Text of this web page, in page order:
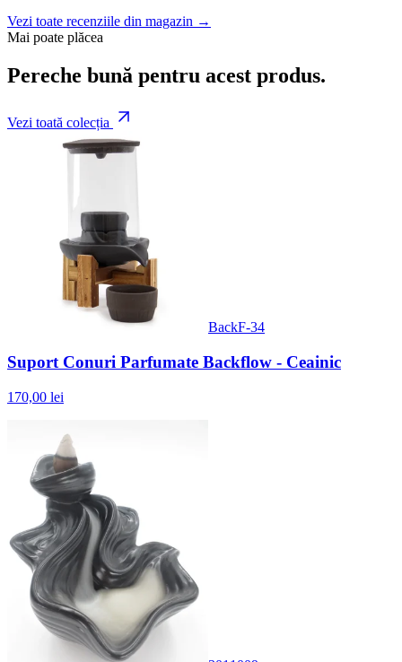
Vezi toate recenziile din magazin →
Mai poate plăcea
Pereche bună pentru acest produs.
Vezi toată colecția
BackF-34
Suport Conuri Parfumate Backflow - Ceainic
170,00 lei